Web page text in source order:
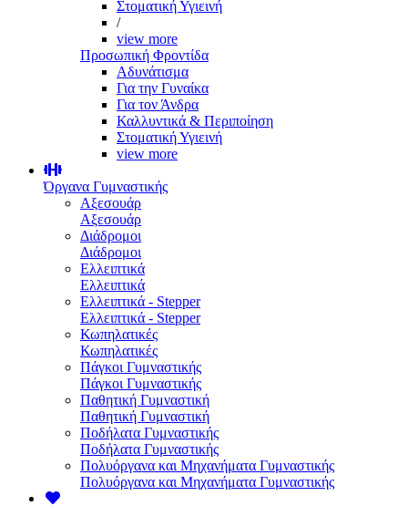
Στοματική Υγιεινή
/
view more
Προσωπική Φροντίδα
Αδυνάτισμα
Για την Γυναίκα
Για τον Άνδρα
Καλλυντικά & Περιποίηση
Στοματική Υγιεινή
view more
Όργανα Γυμναστικής
Αξεσουάρ
Αξεσουάρ
Διάδρομοι
Διάδρομοι
Ελλειπτικά
Ελλειπτικά
Ελλειπτικά - Stepper
Ελλειπτικά - Stepper
Κωπηλατικές
Κωπηλατικές
Πάγκοι Γυμναστικής
Πάγκοι Γυμναστικής
Παθητική Γυμναστική
Παθητική Γυμναστική
Ποδήλατα Γυμναστικής
Ποδήλατα Γυμναστικής
Πολυόργανα και Μηχανήματα Γυμναστικής
Πολυόργανα και Μηχανήματα Γυμναστικής